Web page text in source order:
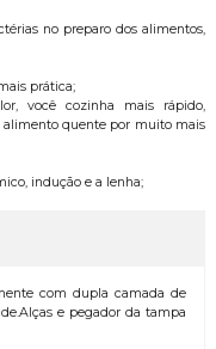
no preparo dos alimentos,
prática;
você cozinha mais rápido,
alimento quente por muito mais
indução e a lenha;
com dupla camada de
e pegador da tampa